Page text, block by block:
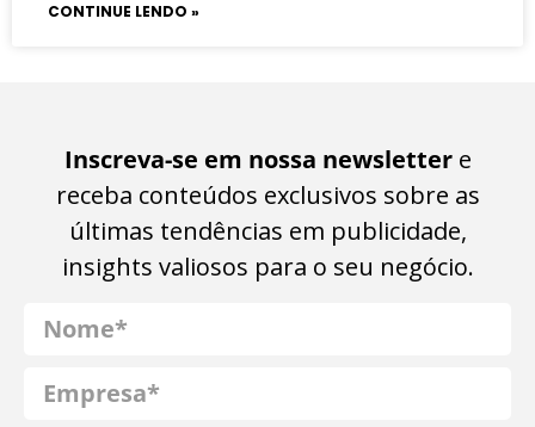
CONTINUE LENDO »
Inscreva-se em nossa newslettere
receba conteúdos exclusivos sobre as
últimas tendências em publicidade,
insights valiosos para o seu negócio.